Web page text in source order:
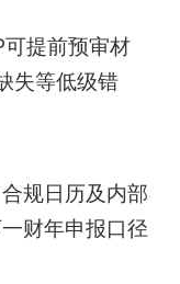
可提前预审材
失等低级错
规日历及内部
财年申报口径